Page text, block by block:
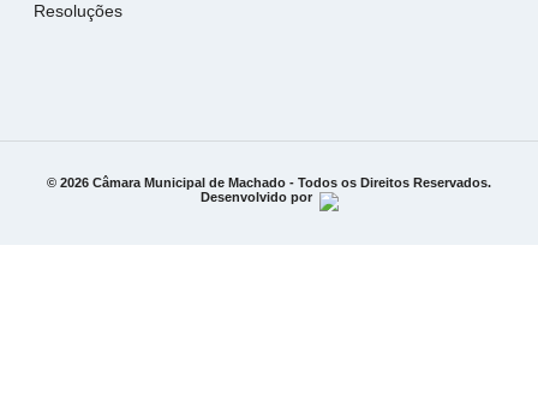
Resoluções
© 2026 Câmara Municipal de Machado - Todos os Direitos Reservados.
Desenvolvido por